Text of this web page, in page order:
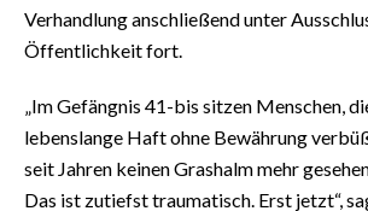
Verhandlung anschließend unter
Öffentlichkeit fort.
„Im Gefängnis 41-bis sitzen Menschen,
lebenslange Haft ohne Bewährung
seit Jahren keinen Grashalm mehr
Das ist zutiefst traumatisch. Erst jetzt“,